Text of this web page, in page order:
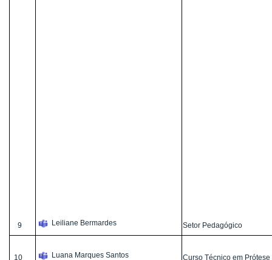
9 Leiliane Bermardes Setor Pedagógico
10 Luana Marques Santos Curso Técnico em